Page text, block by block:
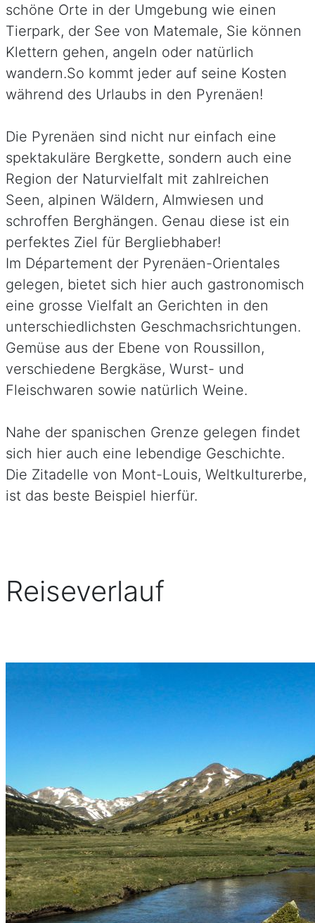
schöne Orte in der Umgebung wie einen
Tierpark, der See von Matemale, Sie können
Klettern gehen, angeln oder natürlich
wandern.So kommt jeder auf seine Kosten
während des Urlaubs in den Pyrenäen!
Die Pyrenäen sind nicht nur einfach eine
spektakuläre Bergkette, sondern auch eine
Region der Naturvielfalt mit zahlreichen
Seen, alpinen Wäldern, Almwiesen und
schroffen Berghängen. Genau diese ist ein
perfektes Ziel für Bergliebhaber!
Im Département der Pyrenäen-Orientales
gelegen, bietet sich hier auch gastronomisch
eine grosse Vielfalt an Gerichten in den
unterschiedlichsten Geschmachsrichtungen.
Gemüse aus der Ebene von Roussillon,
verschiedene Bergkäse, Wurst- und
Fleischwaren sowie natürlich Weine.
Nahe der spanischen Grenze gelegen findet
sich hier auch eine lebendige Geschichte.
Die Zitadelle von Mont-Louis, Weltkulturerbe,
ist das beste Beispiel hierfür.
Reiseverlauf